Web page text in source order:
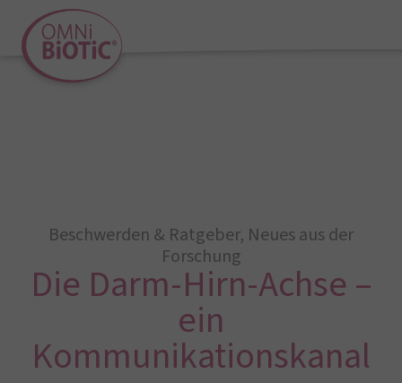
Beschwerden & Ratgeber, Neues aus der
Forschung
Die Darm-Hirn-Achse –
ein
Kommunikationskanal